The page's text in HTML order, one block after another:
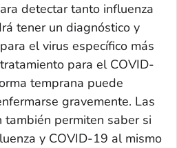
detectar tanto influenza
tener un diagnóstico y
el virus específico más
para el COVID-
temprana puede
gravemente. Las
también permiten saber si
y COVID-19 al mismo